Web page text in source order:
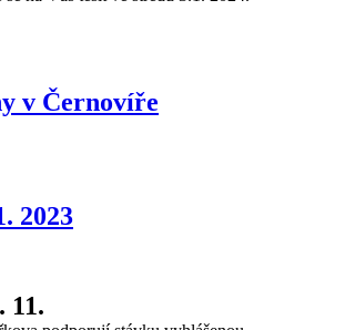
v Černovíře
2023
11.